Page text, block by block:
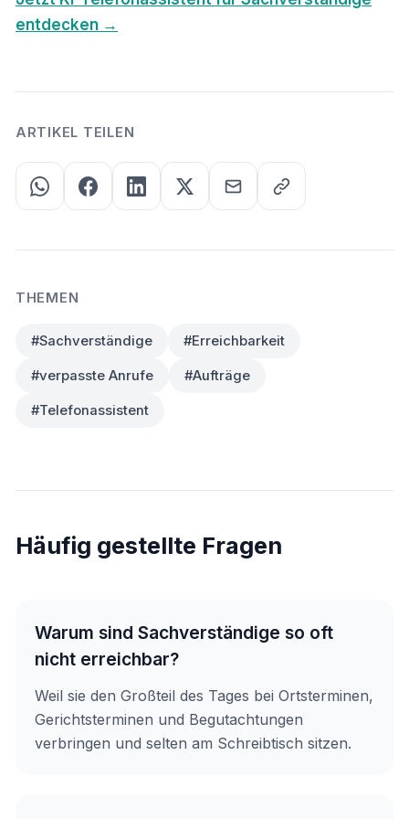
entdecken →
ARTIKEL TEILEN
THEMEN
#Sachverständige #Erreichbarkeit
#verpasste Anrufe #Aufträge
#Telefonassistent
Häufig gestellte Fragen
Warum sind Sachverständige so oft
nicht erreichbar?
Weil sie den Großteil des Tages bei Ortsterminen,
Gerichtsterminen und Begutachtungen
verbringen und selten am Schreibtisch sitzen.